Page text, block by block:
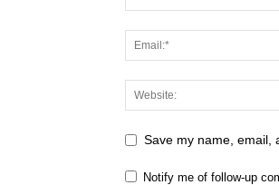
Save my name, email,
Notify me of follow-up